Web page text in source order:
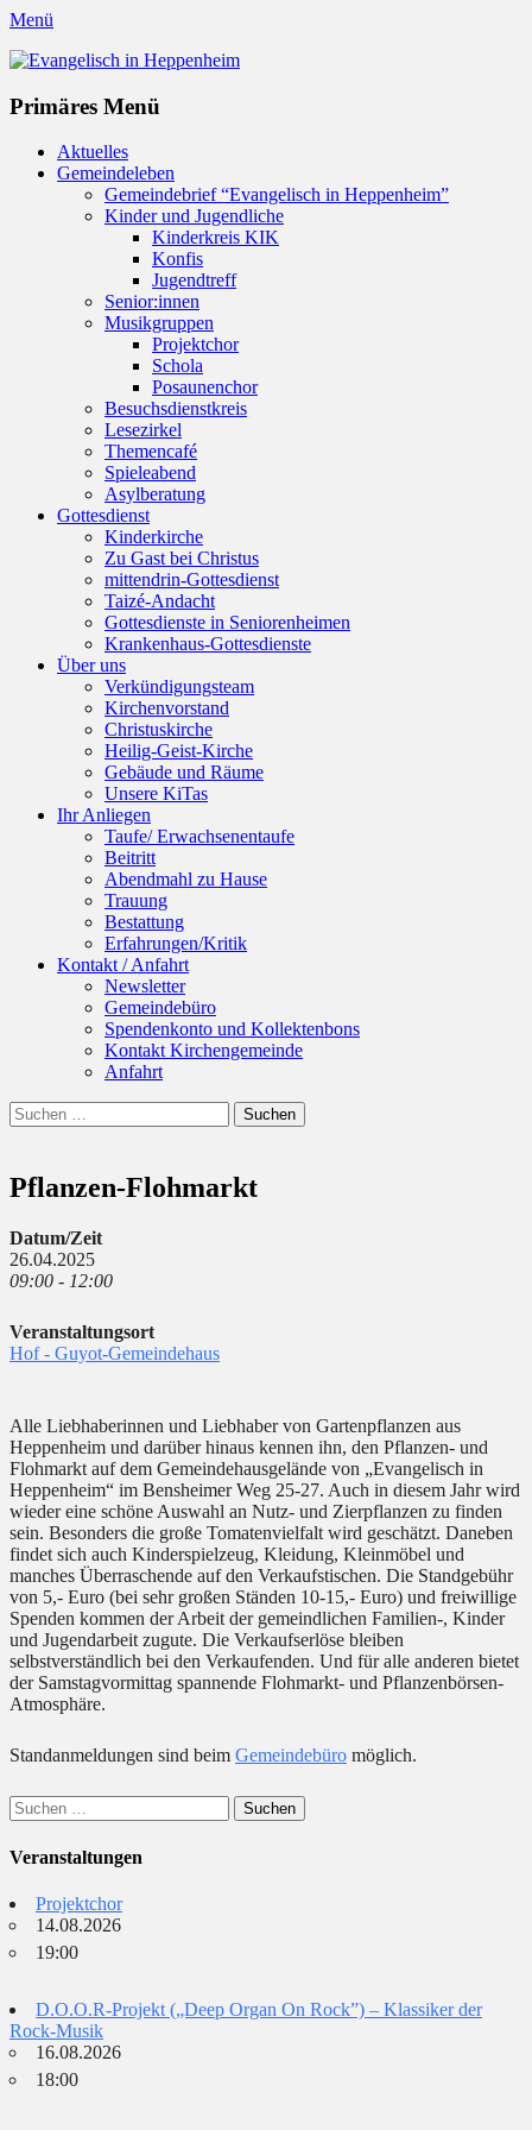
Menü
Evangelisch in Heppenheim
Primäres Menü
Zum
Inhalt
Aktuelles
Gemeindeleben
Gemeindebrief “Evangelisch in Heppenheim”
Kinder und Jugendliche
Kinderkreis KIK
Konfis
Jugendtreff
Senior:innen
Musikgruppen
Projektchor
Schola
Posaunenchor
Besuchsdienstkreis
Lesezirkel
Themencafé
Spieleabend
Asylberatung
Gottesdienst
Kinderkirche
Zu Gast bei Christus
mittendrin-Gottesdienst
Taizé-Andacht
Gottesdienste in Seniorenheimen
Krankenhaus-Gottesdienste
Über uns
Verkündigungsteam
Kirchenvorstand
Christuskirche
Heilig-Geist-Kirche
Gebäude und Räume
Unsere KiTas
Ihr Anliegen
Taufe/ Erwachsenentaufe
Beitritt
Abendmahl zu Hause
Trauung
Bestattung
Erfahrungen/Kritik
Kontakt / Anfahrt
Newsletter
Gemeindebüro
Spendenkonto und Kollektenbons
Kontakt Kirchengemeinde
Anfahrt
Suchen
Suchen
nach:
Pflanzen-Flohmarkt
Datum/Zeit
26.04.2025
09:00 - 12:00
Veranstaltungsort
Hof - Guyot-Gemeindehaus
Alle Liebhaberinnen und Liebhaber von Gartenpflanzen aus
Heppenheim und darüber hinaus kennen ihn, den Pflanzen- und
Flohmarkt auf dem Gemeindehausgelände von „Evangelisch in
Heppenheim“ im Bensheimer Weg 25-27. Auch in diesem Jahr wird
wieder eine schöne Auswahl an Nutz- und Zierpflanzen zu finden
sein. Besonders die große Tomatenvielfalt wird geschätzt. Daneben
findet sich auch Kinderspielzeug, Kleidung, Kleinmöbel und
manches Überraschende auf den Verkaufstischen. Die Standgebühr
von 5,- Euro (bei sehr großen Ständen 10-15,- Euro) und freiwillige
Spenden kommen der Arbeit der gemeindlichen Familien-, Kinder
und Jugendarbeit zugute. Die Verkaufserlöse bleiben
selbstverständlich bei den Verkaufenden. Und für alle anderen bietet
der Samstagvormittag spannende Flohmarkt- und Pflanzenbörsen-
Atmosphäre.
Standanmeldungen sind beim Gemeindebüro möglich.
Suchen
nach:
Veranstaltungen
Projektchor
14.08.2026
19:00
D.O.O.R-Projekt („Deep Organ On Rock”) – Klassiker der
Rock-Musik
16.08.2026
18:00